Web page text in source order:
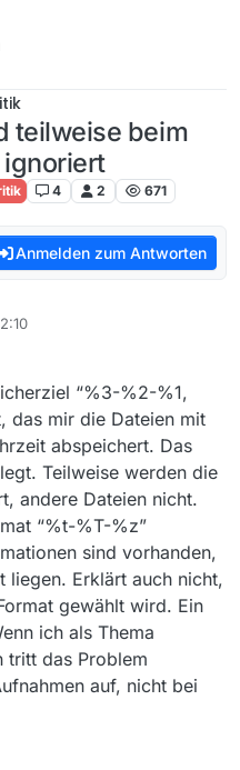
teilweise beim
4 2 671
Anmelden zum Antworten
“%3-%2-%1,
das mir die Dateien mit
abspeichert. Das
Teilweise werden die
andere Dateien nicht.
“%t-%T-%z”
sind vorhanden,
liegen. Erklärt auch nicht,
gewählt wird. Ein
ich als Thema
tritt das Problem
auf, nicht bei